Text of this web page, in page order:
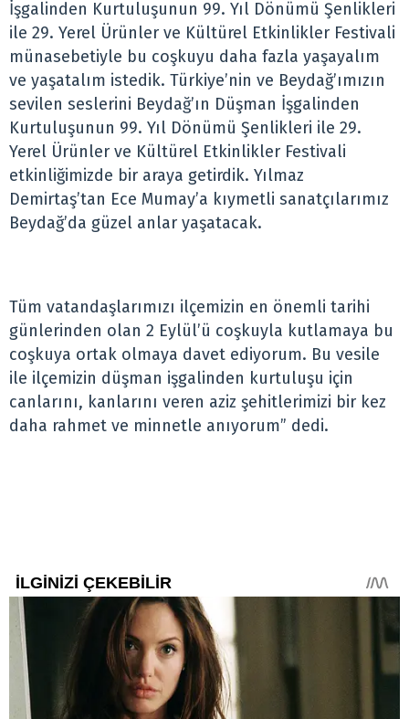
İşgalinden Kurtuluşunun 99. Yıl Dönümü Şenlikleri
ile 29. Yerel Ürünler ve Kültürel Etkinlikler Festivali
münasebetiyle bu coşkuyu daha fazla yaşayalım
ve yaşatalım istedik. Türkiye’nin ve Beydağ’ımızın
sevilen seslerini Beydağ’ın Düşman İşgalinden
Kurtuluşunun 99. Yıl Dönümü Şenlikleri ile 29.
Yerel Ürünler ve Kültürel Etkinlikler Festivali
etkinliğimizde bir araya getirdik. Yılmaz
Demirtaş’tan Ece Mumay’a kıymetli sanatçılarımız
Beydağ’da güzel anlar yaşatacak.
Tüm vatandaşlarımızı ilçemizin en önemli tarihi
günlerinden olan 2 Eylül’ü coşkuyla kutlamaya bu
coşkuya ortak olmaya davet ediyorum. Bu vesile
ile ilçemizin düşman işgalinden kurtuluşu için
canlarını, kanlarını veren aziz şehitlerimizi bir kez
daha rahmet ve minnetle anıyorum” dedi.